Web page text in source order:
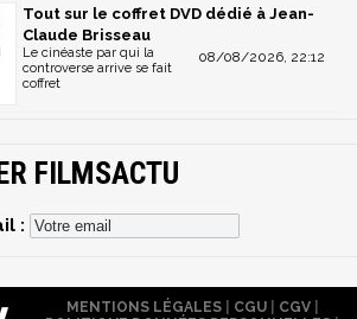
Tout sur le coffret DVD dédié à Jean-
Claude Brisseau
08/08/2026, 22:12
Le cinéaste par qui la
controverse arrive se fait
coffret
FILMSACTU
:
MENTIONS LÉGALES| CGU| CGV|